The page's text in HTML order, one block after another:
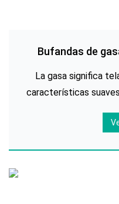
Bufandas de
La gasa significa
características
respirar, a través